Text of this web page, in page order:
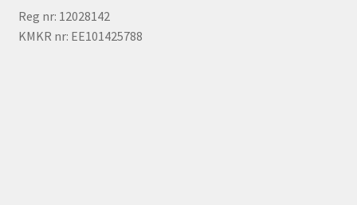
Reg nr: 12028142
KMKR nr: EE101425788